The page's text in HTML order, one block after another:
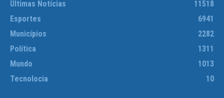
Últimas Notícias
11518
Esportes
6941
Municípios
2282
Política
1311
Mundo
1013
Tecnolocia
10